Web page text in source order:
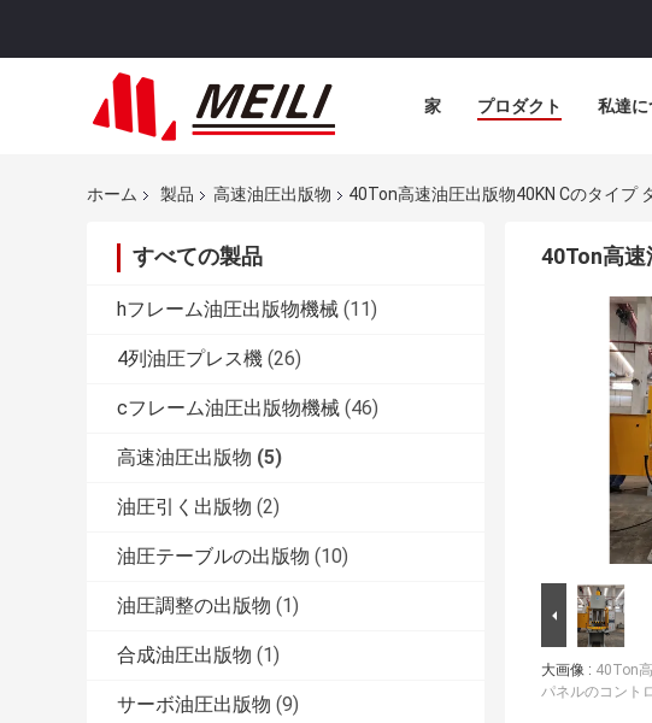
家 プロダクト 私達に
ホーム 製品 高速油圧出版物 40Ton高速油圧出版物40KN Cのタイプ
すべての製品
hフレーム油圧出版物機械 (11)
4列油圧プレス機 (26)
cフレーム油圧出版物機械 (46)
高速油圧出版物 (5)
油圧引く出版物 (2)
油圧テーブルの出版物 (10)
油圧調整の出版物 (1)
合成油圧出版物 (1)
サーボ油圧出版物 (9)
40Ton高速
大画像 : 40Ton
パネルのコント